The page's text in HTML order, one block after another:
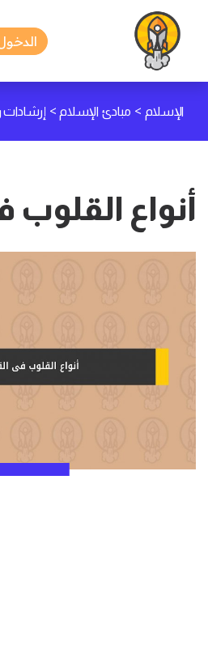
الإسلام > مبادئ الإسلام > إرشادات
أنواع القلوب